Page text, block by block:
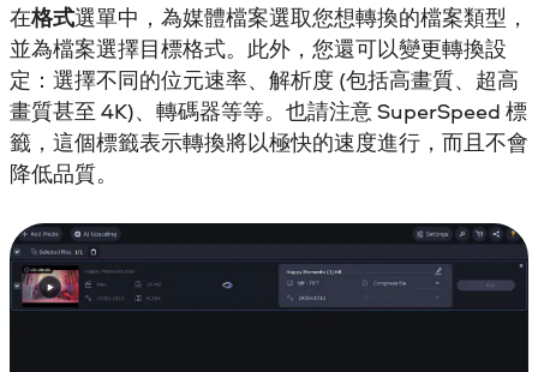
在格式選單中，為媒體檔案選取您想轉換的檔案類型，
並為檔案選擇目標格式。此外，您還可以變更轉換設
定：選擇不同的位元速率、解析度 (包括高畫質、超高
畫質甚至 4K)、轉碼器等等。也請注意 SuperSpeed 標
籤，這個標籤表示轉換將以極快的速度進行，而且不會
降低品質。